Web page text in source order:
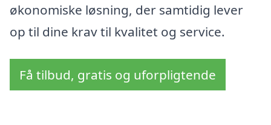
økonomiske løsning, der samtidig lever
op til dine krav til kvalitet og service.
Få tilbud, gratis og uforpligtende